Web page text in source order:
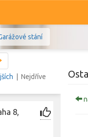
stání
| Nejdříve
8,